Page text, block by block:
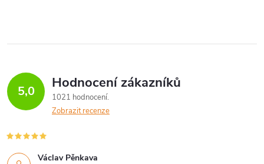
5,0 Hodnocení zákazníků
1021 hodnocení
Zobrazit recenze
Václav Pěnkava